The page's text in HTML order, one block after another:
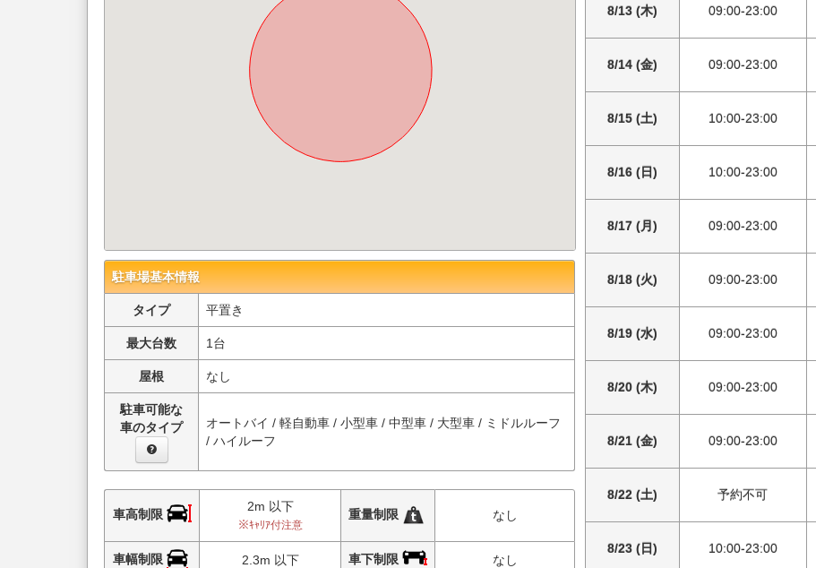
駐車場基本情報
タイプ 平置き
最大台数 1台
屋根 なし
駐車可能な
車のタイプ
オートバイ / 軽自動車 / 小型車 / 中型車 / 大型車 / ミドルルーフ
/ ハイルーフ
車高制限
2m 以下
※ｷｬﾘｱ付注意
重量制限 なし
車幅制限 2.3m 以下 車下制限 なし
8/13 (木) 09:00-23:00
8/14 (金) 09:00-23:00
8/15 (土) 10:00-23:00
8/16 (日) 10:00-23:00
8/17 (月) 09:00-23:00
8/18 (火) 09:00-23:00
8/19 (水) 09:00-23:00
8/20 (木) 09:00-23:00
8/21 (金) 09:00-23:00
8/22 (土) 予約不可
8/23 (日) 10:00-23:00